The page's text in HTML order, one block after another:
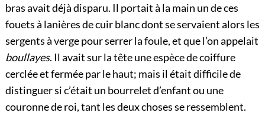
bras avait déjà disparu. Il portait à la main un de ces
fouets à lanières de cuir blanc dont se servaientalors les
sergents à verge pour serrer la foule, et que l’on appelait
boullayes. Il avait sur la tête une espèce de coiffure
cerclée et fermée par le haut; mais il était difficile de
distinguer si c’était un bourrelet d’enfant ou une
couronne de roi, tant les deux choses se ressemblent.